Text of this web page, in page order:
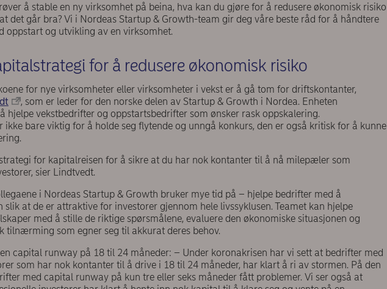
å stable en ny virksomhet på beina, hva kan du gjøre for å redusere økonomisk risiko
det går bra? Vi i Nordeas Startup & Growth-team gir deg våre beste råd for å håndtere
oppstart og utvikling av en virksomhet.
for å redusere økonomisk risiko
for nye virksomheter eller virksomheter i vekst er å gå tom for driftskontanter,
, som er leder for den norske delen av Startup & Growth i Nordea. Enheten
hjelpe vekstbedrifter og oppstartsbedrifter som ønsker rask oppskalering.
ikke bare viktig for å holde seg flytende og unngå konkurs, den er også kritisk for å kunne
for kapitalreisen for å sikre at du har nok kontanter til å nå milepæler som
sier Lindtvedt.
i Nordeas Startup & Growth bruker mye tid på – hjelpe bedrifter med å
slik at de er attraktive for investorer gjennom hele livssyklusen. Teamet kan hjelpe
med å stille de riktige spørsmålene, evaluere den økonomiske situasjonen og
tilnærming som egner seg til akkurat deres behov.
capital runway på 18 til 24 måneder: – Under koronakrisen har vi sett at bedrifter med
som har nok kontanter til å drive i 18 til 24 måneder, har klart å ri av stormen. På den
med capital runway på kun tre eller seks måneder fått problemer. Vi ser også at